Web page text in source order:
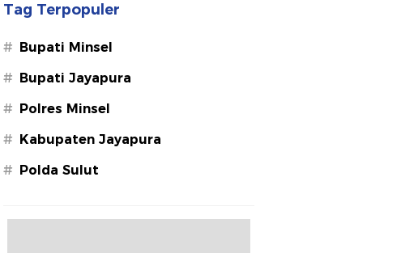
Tag Terpopuler
# Bupati Minsel
# Bupati Jayapura
# Polres Minsel
# Kabupaten Jayapura
# Polda Sulut